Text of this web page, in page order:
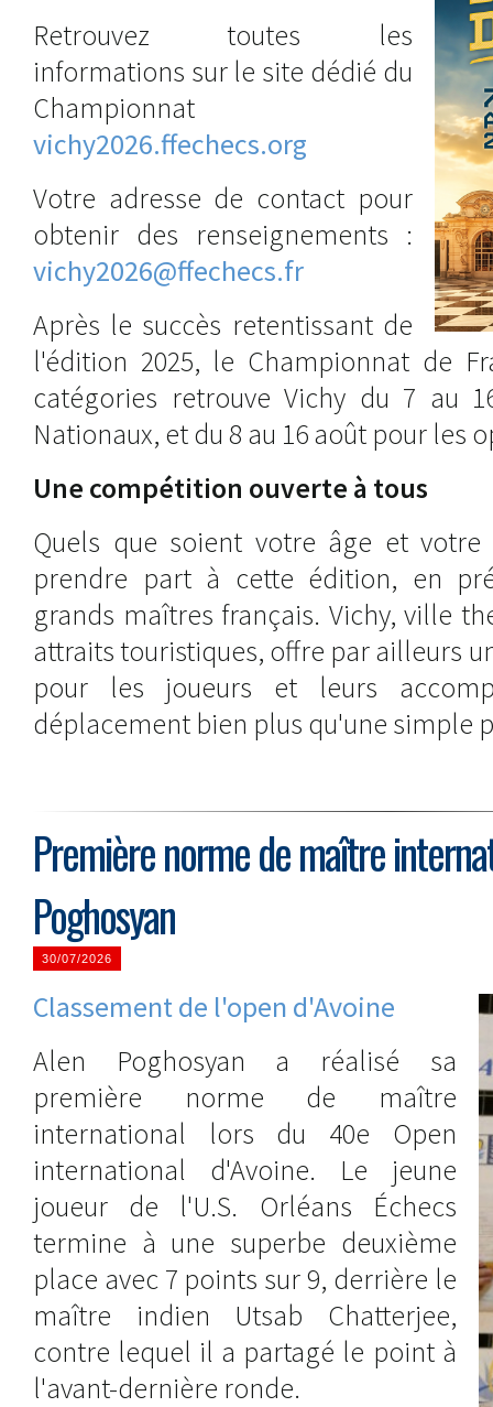
Retrouvez toutes les
informations sur le site dédié du
Championnat
vichy2026.ffechecs.org
Votre adresse de contact pour
obtenir des renseignements :
vichy2026@ffechecs.fr
Après le succès retentissant de
l'édition 2025, le Championnat de
catégories retrouve Vichy du 7 au
Nationaux, et du 8 au 16 août pour les
Une compétition ouverte à tous
Quels que soient votre âge et votre
prendre part à cette édition, en
grands maîtres français. Vichy, ville
attraits touristiques, offre par ailleurs
pour les joueurs et leurs
déplacement bien plus qu'une simple
Première norme de maître
Poghosyan
30/07/2026
Classement de l'open d'Avoine
Alen Poghosyan a réalisé sa
première norme de maître
international lors du 40e Open
international d'Avoine. Le jeune
joueur de l'U.S. Orléans Échecs
termine à une superbe deuxième
place avec 7 points sur 9, derrière le
maître indien Utsab Chatterjee,
contre lequel il a partagé le point à
l'avant-dernière ronde.